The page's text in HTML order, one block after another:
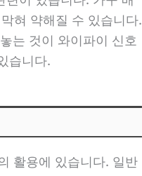
혀 약해질 수 있습니다.
는 것이 와이파이 신호
습니다.
활용에 있습니다. 일반